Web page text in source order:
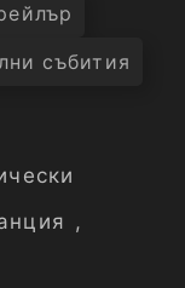
събития
,